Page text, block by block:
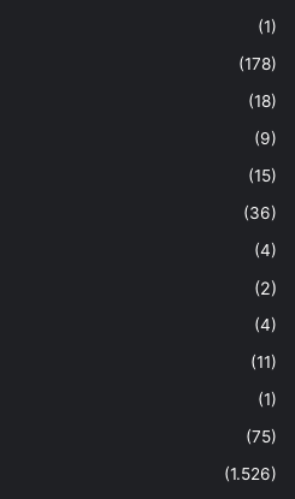
(1)
(178)
(18)
(9)
(15)
(36)
(4)
(2)
(4)
(11)
(1)
(75)
(1.526)